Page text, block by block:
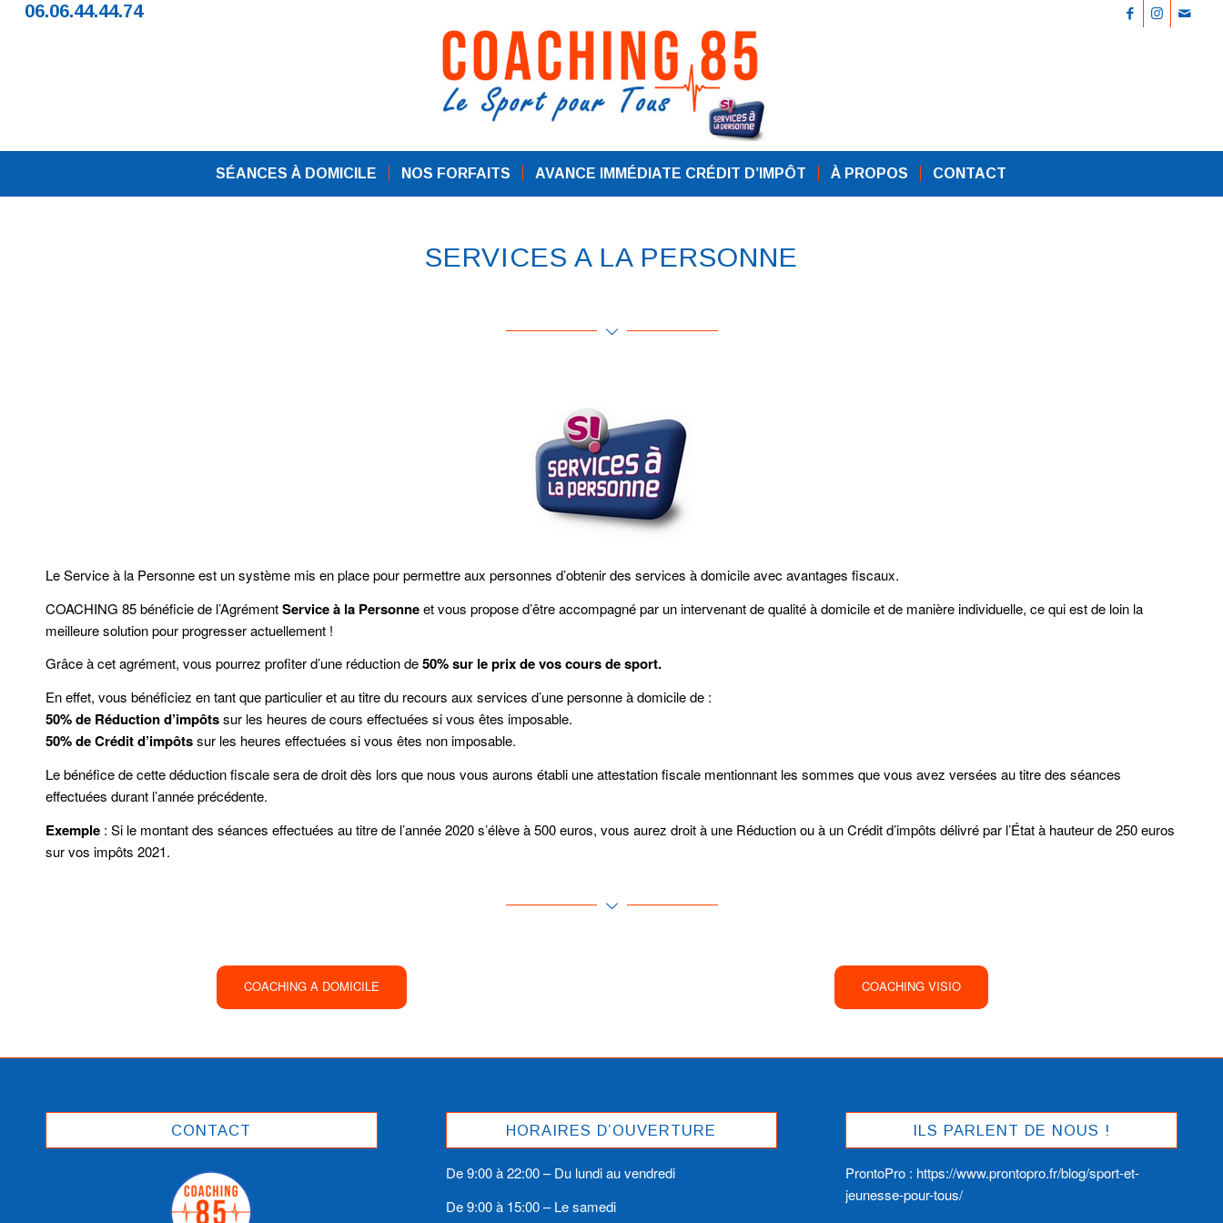
06.06.44.44.74
SÉANCES À DOMICILE NOS FORFAITS AVANCE IMMÉDIATE CRÉDIT D’IMPÔT À PROPOS CONTACT
SERVICES A LA PERSONNE
Le Service à la Personne est un système mis en place pour permettre aux personnes d’obtenir des services à domicile avec avantages fiscaux.
COACHING 85 bénéficie de l’AgrémentService à la Personneet vous propose d’être accompagné par un intervenant de qualité à domicile et de manière individuelle, ce qui est de loin la
meilleure solution pour progresser actuellement !
Grâce à cet agrément, vous pourrez profiter d’une réduction de50% sur le prix de vos cours de sport.
En effet, vous bénéficiez en tant que particulier et au titre du recours aux services d’une personne à domicile de :
50% de Réduction d’impôtssur les heures de cours effectuées si vous êtes imposable.
50% de Crédit d’impôtssur les heures effectuées si vous êtes non imposable.
Le bénéfice de cette déduction fiscale sera de droit dès lors que nous vous aurons établi une attestation fiscale mentionnant les sommes que vous avez versées au titre des séances
effectuées durant l’année précédente.
Exemple : Si le montant des séances effectuées au titre de l’année 2020 s’élève à 500 euros, vous aurez droit à une Réduction ou à un Crédit d’impôts délivré par l’État à hauteur de 250 euros
sur vos impôts 2021.
COACHING A DOMICILE COACHING VISIO
CONTACT HORAIRES D’OUVERTURE
De 9:00 à 22:00 – Du lundi au vendredi
De 9:00 à 15:00 – Le samedi
ILS PARLENT DE NOUS !
ProntoPro : https://www.prontopro.fr/blog/sport-et-
jeunesse-pour-tous/